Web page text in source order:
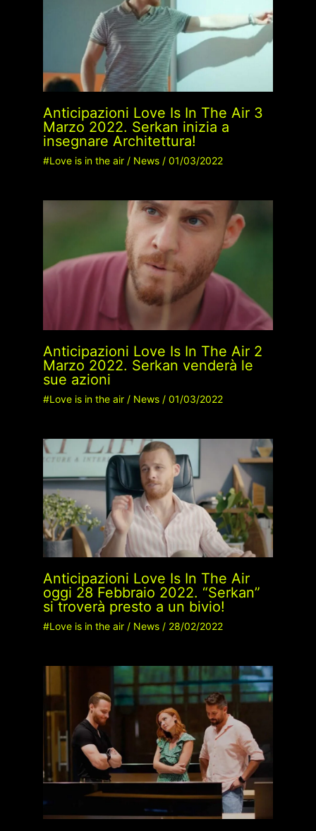
Anticipazioni Love Is In The Air 3
Marzo 2022. Serkan inizia a
insegnare Architettura!
#Love is in the air/ News/ 01/03/2022
Anticipazioni Love Is In The Air 2
Marzo 2022. Serkan venderà le
sue azioni
#Love is in the air/ News/ 01/03/2022
Anticipazioni Love Is In The Air
oggi 28 Febbraio 2022. “Serkan”
si troverà presto a un bivio!
#Love is in the air/ News/ 28/02/2022